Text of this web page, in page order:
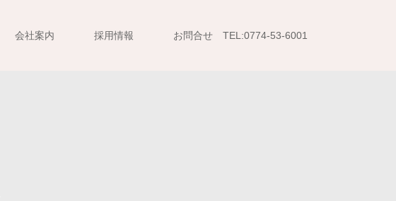
会社案内 採用情報 お問合せ TEL:0774-53-6001